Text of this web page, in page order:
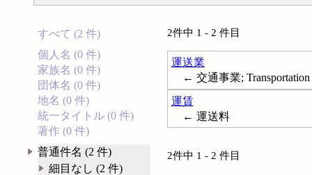
すべて (2 件)
個人名 (0 件)
家族名 (0 件)
団体名 (0 件)
地名 (0 件)
統一タイトル (0 件)
著作 (0 件)
普通件名 (2 件)
細目なし (2 件)
2件中 1 - 2 件目
運送業
← 交通事業; Transportation
運賃
← 運送料
2件中 1 - 2 件目